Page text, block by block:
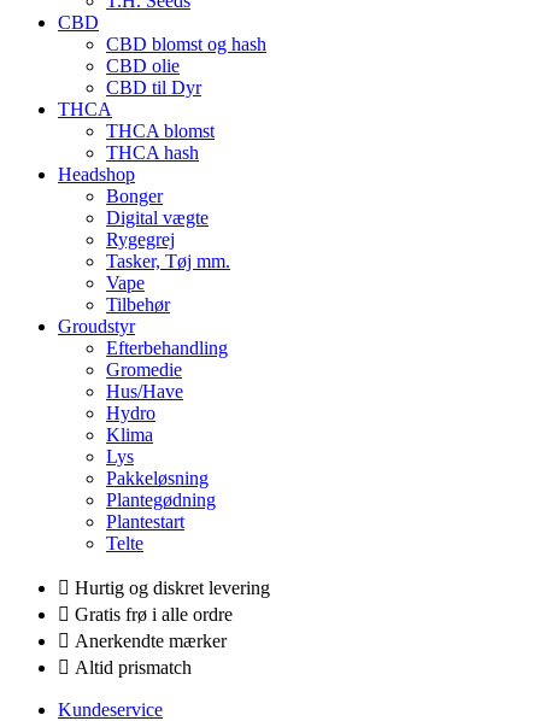
CBD
CBD blomst og hash
CBD olie
CBD til Dyr
THCA
THCA blomst
THCA hash
Headshop
Bonger
Digital vægte
Rygegrej
Tasker, Tøj mm.
Vape
Tilbehør
Groudstyr
Efterbehandling
Gromedie
Hus/Have
Hydro
Klima
Lys
Pakkeløsning
Plantegødning
Plantestart
Telte
Hurtig og diskret levering
Gratis frø i alle ordre
Anerkendte mærker
Altid prismatch
Kundeservice